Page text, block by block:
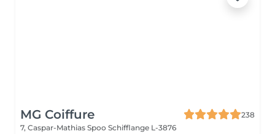
MG Coiffure
238
7, Caspar-Mathias Spoo Schifflange L-3876